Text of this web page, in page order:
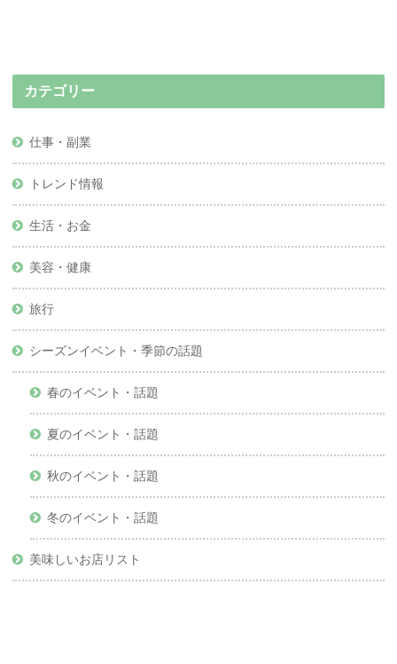
カテゴリー
仕事・副業
トレンド情報
生活・お金
美容・健康
旅行
シーズンイベント・季節の話題
春のイベント・話題
夏のイベント・話題
秋のイベント・話題
冬のイベント・話題
美味しいお店リスト